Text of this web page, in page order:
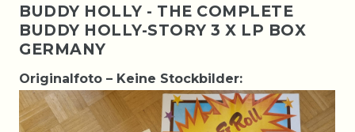
BUDDY HOLLY - THE COMPLETE
BUDDY HOLLY-STORY 3 X LP BOX
GERMANY
Originalfoto – Keine Stockbilder: